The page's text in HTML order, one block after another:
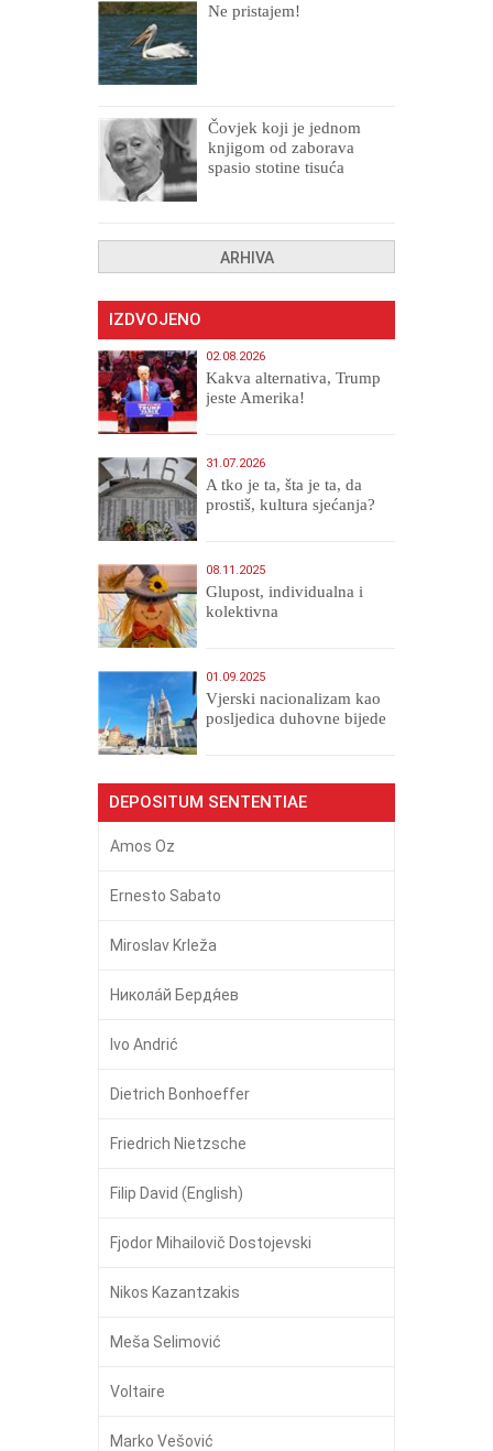
Ne pristajem!
Čovjek koji je jednom
knjigom od zaborava
spasio stotine tisuća
ARHIVA
IZDVOJENO
02.08.2026
Kakva alternativa, Trump
jeste Amerika!
31.07.2026
A tko je ta, šta je ta, da
prostiš, kultura sjećanja?
08.11.2025
Glupost, individualna i
kolektivna
01.09.2025
​Vjerski nacionalizam kao
posljedica duhovne bijede
DEPOSITUM SENTENTIAE
Amos Oz
Ernesto Sabato
Miroslav Krleža
Никола́й Бердя́ев
Ivo Andrić
Dietrich Bonhoeffer
Friedrich Nietzsche
Filip David (English)
Fjodor Mihailovič Dostojevski
Nikos Kazantzakis
Meša Selimović
Voltaire
Marko Vešović